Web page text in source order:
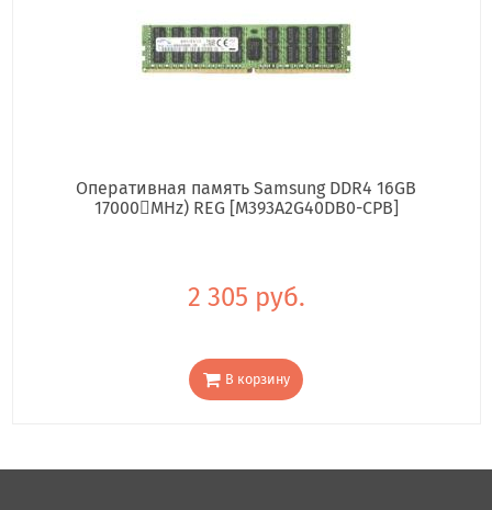
Оперативная память Samsung DDR4 16GB
17000񢋕MHz) REG [M393A2G40DB0-CPB]
2 305 руб.
В корзину